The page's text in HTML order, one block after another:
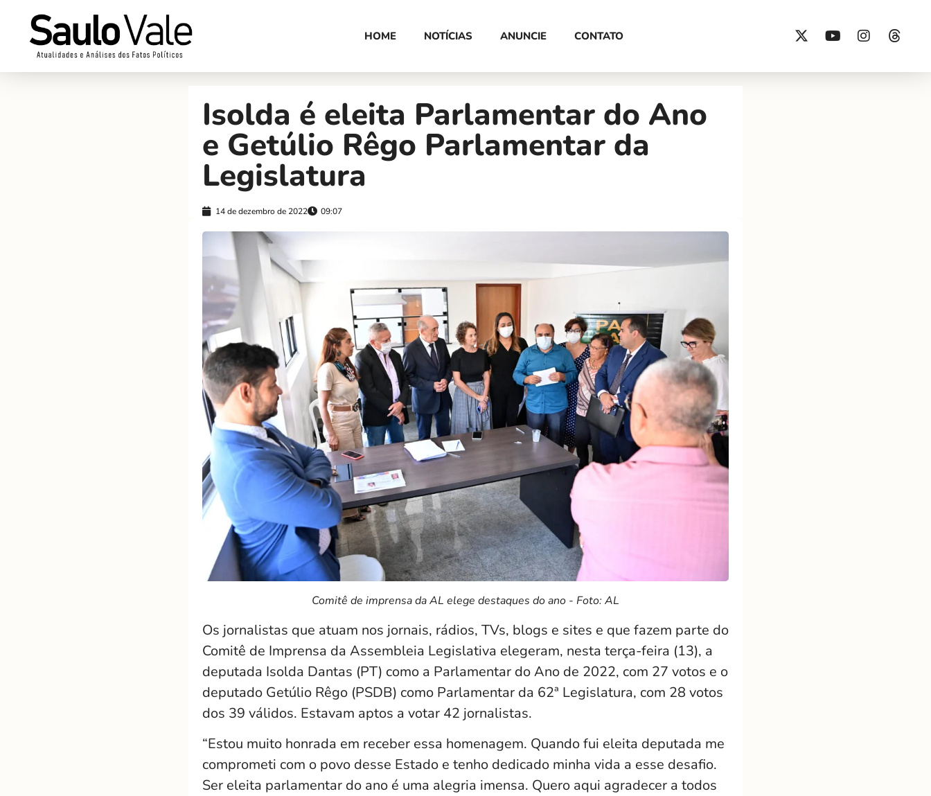
HOME NOTÍCIAS ANUNCIE CONTATO
Isolda é eleita Parlamentar do Ano
e Getúlio Rêgo Parlamentar da
Legislatura
14 de dezembro de 2022 09:07
Comitê de imprensa da AL elege destaques do ano - Foto: AL
Os jornalistas que atuam nos jornais, rádios, TVs, blogs e sites e que fazem parte do
Comitê de Imprensa da Assembleia Legislativa elegeram, nesta terça-feira (13), a
deputada Isolda Dantas (PT) como a Parlamentar do Ano de 2022, com 27 votos e o
deputado Getúlio Rêgo (PSDB) como Parlamentar da 62ª Legislatura, com 28 votos
dos 39 válidos. Estavam aptos a votar 42 jornalistas.
“Estou muito honrada em receber essa homenagem. Quando fui eleita deputada me
comprometi com o povo desse Estado e tenho dedicado minha vida a esse desafio.
Ser eleita parlamentar do ano é uma alegria imensa. Quero aqui agradecer a todos